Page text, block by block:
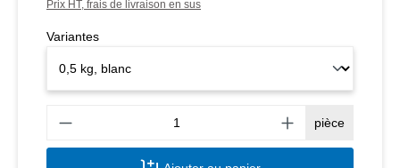
Prix HT, frais de livraison en sus
Variantes
pièce